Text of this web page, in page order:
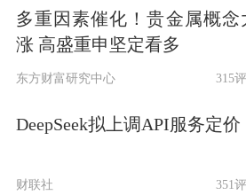
知》(深证上审〔2026〕
对公司报送的向特定对
请文件进行了核对，
备，决定予以受理。
富临精工本次向特定对
多重因素催化！贵金属概念
涨 高盛重申坚定看多
东方财富研究中心 315
DeepSeek拟上调API服务定价
财联社 351